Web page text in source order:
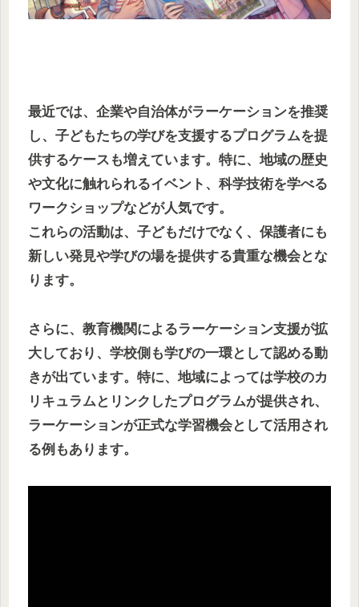
最近では、企業や自治体がラーケーションを推奨
し、子どもたちの学びを支援するプログラムを提
供するケースも増えています。特に、地域の歴史
や文化に触れられるイベント、科学技術を学べる
ワークショップなどが人気です。
これらの活動は、子どもだけでなく、保護者にも
新しい発見や学びの場を提供する貴重な機会とな
ります。
さらに、教育機関によるラーケーション支援が拡
大しており、学校側も学びの一環として認める動
きが出ています。特に、地域によっては学校のカ
リキュラムとリンクしたプログラムが提供され、
ラーケーションが正式な学習機会として活用され
る例もあります。